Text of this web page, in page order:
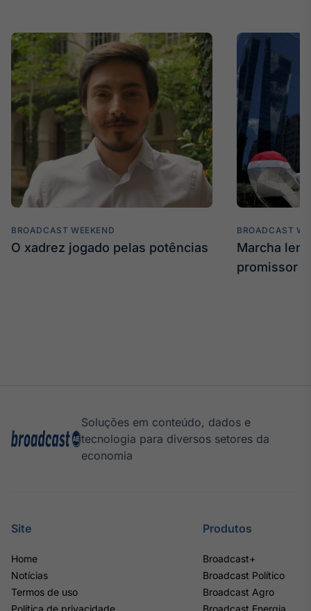
BroadFast
Em breve
Em breve
Crédito
Em breve
BROADCAST WEEKEND
O xadrez jogado pelas potências
BROADCAST
Marcha
promissor
Soluções em conteúdo, dados e
tecnologia para diversos setores da
economia
Site
Home
Notícias
Termos de uso
Política de privacidade
Produtos
Broadcast+
Broadcast Político
Broadcast Agro
Broadcast Energia